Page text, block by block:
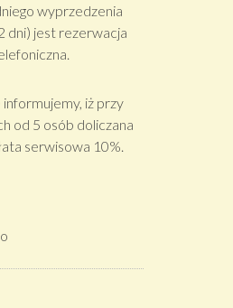
dni) jest rezerwacja
od 5 osób doliczana
serwisowa 10%.